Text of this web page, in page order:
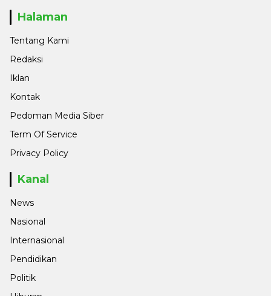
Halaman
Tentang Kami
Redaksi
Iklan
Kontak
Pedoman Media Siber
Term Of Service
Privacy Policy
Kanal
News
Nasional
Internasional
Pendidikan
Politik